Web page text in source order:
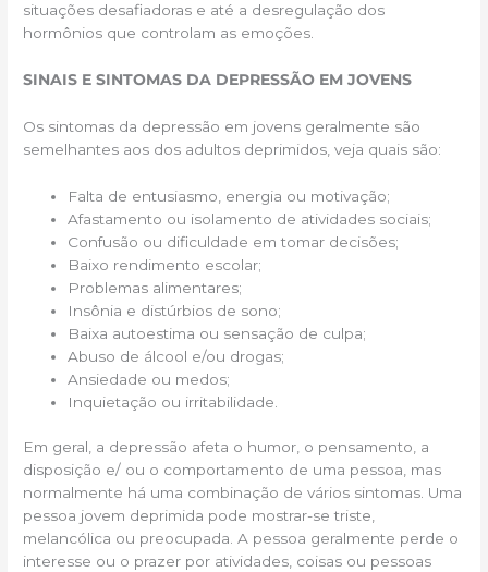
situações desafiadoras e até a desregulação dos
hormônios que controlam as emoções.
SINAIS E SINTOMAS DA DEPRESSÃO EM JOVENS
Os sintomas da depressão em jovens geralmente são
semelhantes aos dos adultos deprimidos, veja quais são:
Falta de entusiasmo, energia ou motivação;
Afastamento ou isolamento de atividades sociais;
Confusão ou dificuldade em tomar decisões;
Baixo rendimento escolar;
Problemas alimentares;
Insônia e distúrbios de sono;
Baixa autoestima ou sensação de culpa;
Abuso de álcool e/ou drogas;
Ansiedade ou medos;
Inquietação ou irritabilidade.
Em geral, a depressão afeta o humor, o pensamento, a
disposição e/ ou o comportamento de uma pessoa, mas
normalmente há uma combinação de vários sintomas. Uma
pessoa jovem deprimida pode mostrar-se triste,
melancólica ou preocupada. A pessoa geralmente perde o
interesse ou o prazer por atividades, coisas ou pessoas